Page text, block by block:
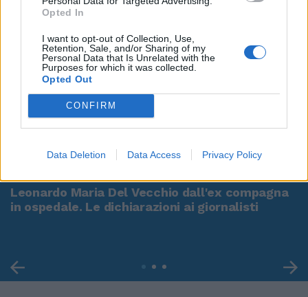
Opted In
I want to opt-out of Collection, Use,
Retention, Sale, and/or Sharing of my
Personal Data that Is Unrelated with the
Purposes for which it was collected.
Opted Out
CONFIRM
Data Deletion Data Access Privacy Policy
00:00 01:16
Leonardo Maria Del Vecchio dall'ex compagna
in ospedale. Le dichiarazioni ai giornalisti